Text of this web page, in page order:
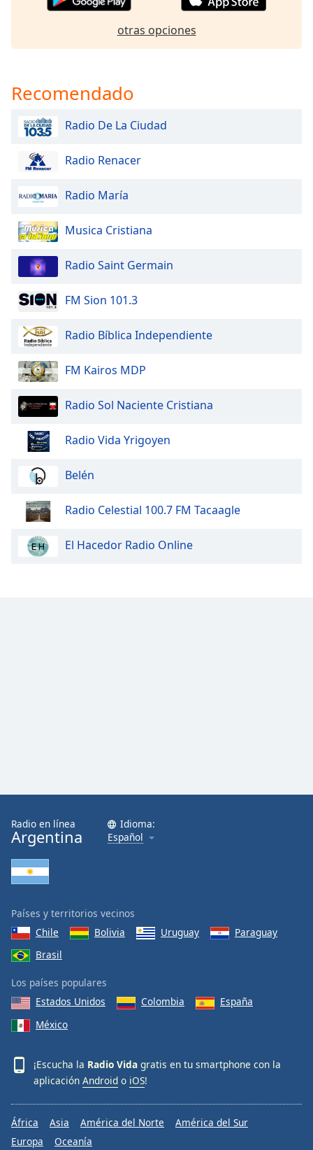
Color
Opacity
Color
Opacity
Caption
Area
Background
Color
Opacity
Font
Family
otras opciones
Recomendado
Radio De La Ciudad
Radio Renacer
Radio María
Musica Cristiana
Radio Saint Germain
FM Sion 101.3
Radio Bíblica Independiente
FM Kairos MDP
Radio Sol Naciente Cristiana
Radio Vida Yrigoyen
Belén
Radio Celestial 100.7 FM Tacaagle
El Hacedor Radio Online
Radio en línea
Argentina
Idioma:
Español
Países y territorios vecinos
Chile
Bolivia Uruguay
Paraguay
Brasil
Los países populares
Estados Unidos
Colombia
España
México
¡Escucha la Radio Vida gratis en tu smartphone con la
aplicación Android o iOS!
África Asia América del Norte
América del Sur
Europa
Oceanía